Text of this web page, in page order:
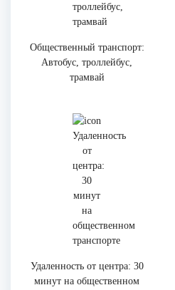
Общественный транспорт:
Автобус, троллейбус,
трамвай
Удаленность от центра: 30
минут на общественном